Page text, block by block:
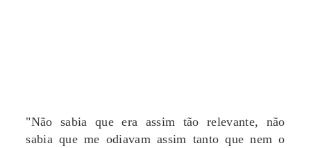
"Não sabia que era assim tão relevante, não
sabia que me odiavam assim tanto que nem o